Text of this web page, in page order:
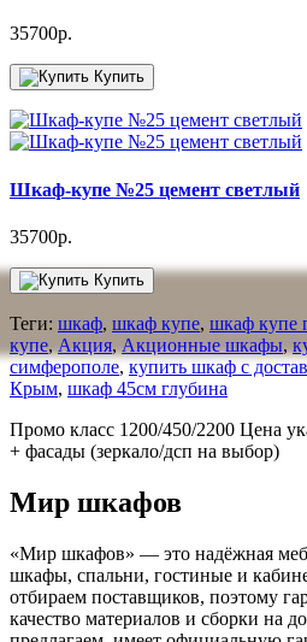
35700р.
Купить
Шкаф-купе №25 цемент светлый
35700р.
Купить
Теги: шкаф, шкаф купе, шкаф купе
купе, Акция, Акционные шкафы,
симферополе, купить шкаф с
Крым, шкаф 45см глубина
Промо класс 1200/450/2200 Цена
+ фасады (зеркало/дсп на выбор)
Мир шкафов
«Мир шкафов» — это надёжная
шкафы, спальни, гостиные и
отбираем поставщиков, поэтому
качество материалов и сборки на